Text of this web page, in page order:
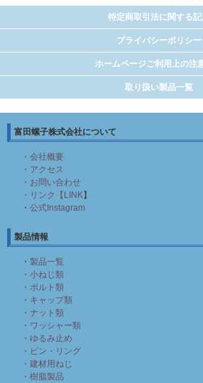
特定商取引法に関する
プライバシーポリシー
ホームページご利用上の注
取り扱い製品一覧
富田螺子株式会社について
・会社概要
・アクセス
・お問い合わせ
・リンク【LINK】
・ 公式Instagram
製品情報
・ 製品一覧
・小ねじ類
・ボルト類
・キャップ類
・ナット類
・ワッシャー類
・ゆるみ止め
・ピン・リング
・建材用ねじ
・樹脂製品